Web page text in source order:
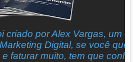
criado por Alex Vargas, um
Digital, se você
faturar muito, tem que